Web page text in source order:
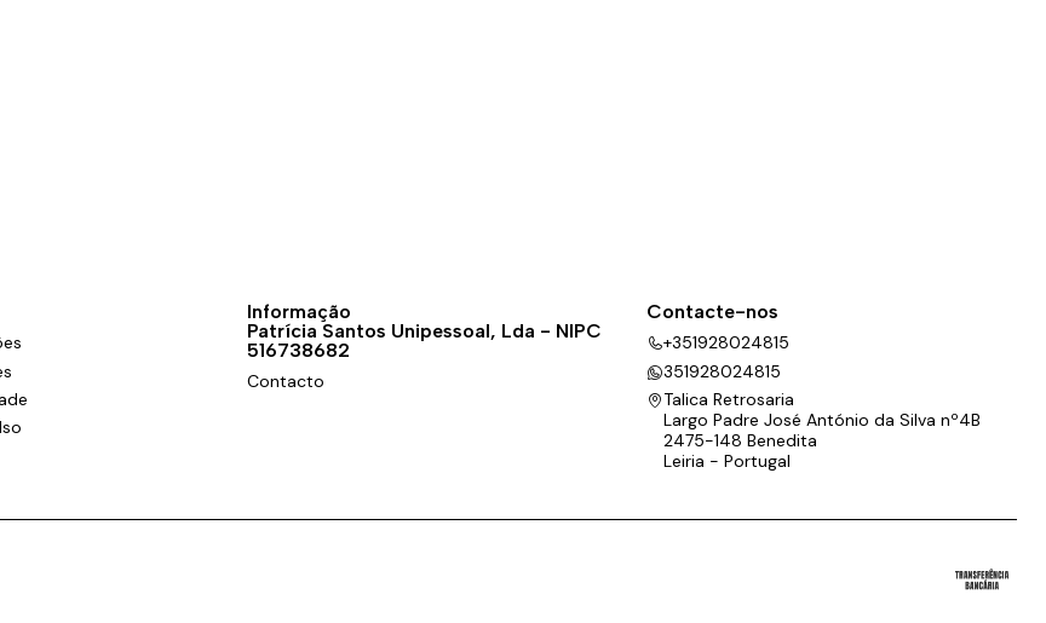
Informação
Patrícia Santos Unipessoal, Lda - NIPC
516738682
Contacto
Contacte-nos
+351928024815
351928024815
Talica Retrosaria
Largo Padre José António da Silva nº4B
2475-148 Benedita
Leiria - Portugal